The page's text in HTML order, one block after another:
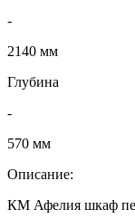
-
2140 мм
Глубина
-
570 мм
Описание:
КМ Афелия шкаф